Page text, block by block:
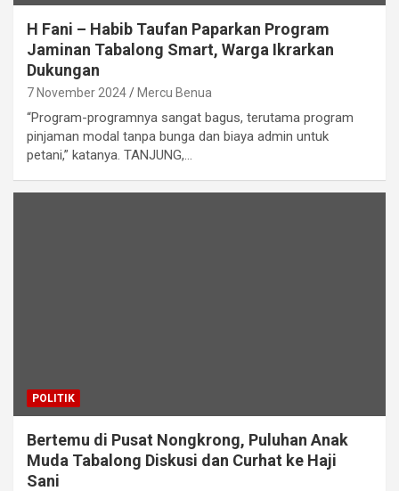
H Fani – Habib Taufan Paparkan Program
Jaminan Tabalong Smart, Warga Ikrarkan
Dukungan
7 November 2024 Mercu Benua
“Program-programnya sangat bagus, terutama program
pinjaman modal tanpa bunga dan biaya admin untuk
petani,” katanya. TANJUNG,…
POLITIK
Bertemu di Pusat Nongkrong, Puluhan Anak
Muda Tabalong Diskusi dan Curhat ke Haji
Sani